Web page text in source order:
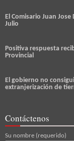
El Comisario Juan
Julio
Positiva respuesta
Provincial
El gobierno no
extranjerización de
Contáctenos
Su nombre (requerido)